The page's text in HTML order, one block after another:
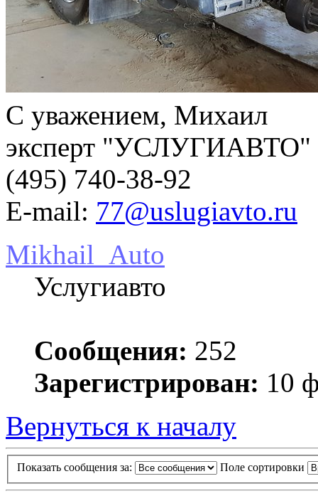
С уважением, Михаил
эксперт "УСЛУГИАВТО"
(495) 740-38-92
E-mail: 77@uslugiavto.ru
Mikhail_Auto
Услугиавто
Сообщения: 252
Зарегистрирован: 10
Вернуться к началу
Показать сообщения за: Поле сортировки